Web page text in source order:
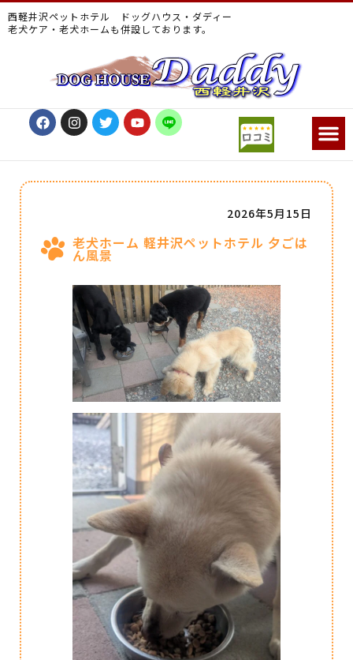
西軽井沢ペットホテル ドッグハウス・ダディー
老犬ケア・老犬ホームも併設しております。
老犬ホーム 軽井沢ペットホテル 夕ごは
ん風景
2026年5月15日